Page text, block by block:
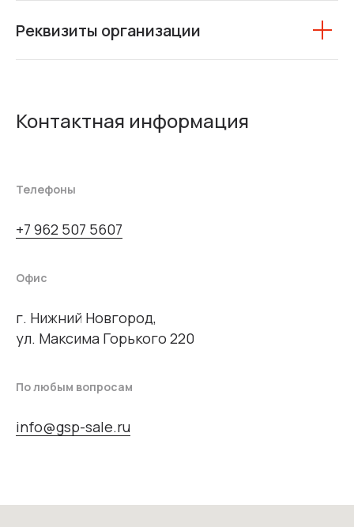
Реквизиты организации
Контактная информация
Телефоны
+7 962 507 5607
Офис
г. Нижний Новгород,
ул. Максима Горького 220
По любым вопросам
info@gsp-sale.ru